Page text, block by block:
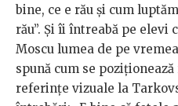
bine, ce e rău și cum
rău”. Și îi întreabă pe elevi
Moscu lumea de pe
spună cum se
referințe vizuale la